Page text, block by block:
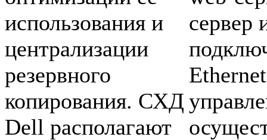
использования и
централизации
резервного
копирования. СХД
Dell располагают
сервер